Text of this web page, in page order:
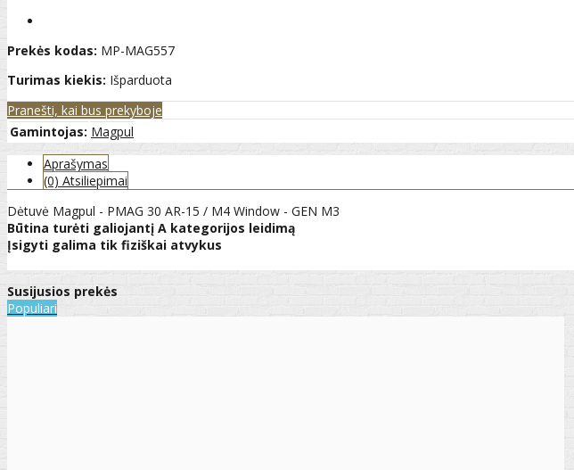
Prekės kodas: MP-MAG557
Turimas kiekis: Išparduota
Pranešti, kai bus prekyboje
Gamintojas: Magpul
Aprašymas
(0) Atsiliepimai
Dėtuvė Magpul - PMAG 30 AR-15 / M4 Window - GEN M3
Būtina turėti galiojantį A kategorijos leidimą
Įsigyti galima tik fiziškai atvykus
Susijusios prekės
Populiari